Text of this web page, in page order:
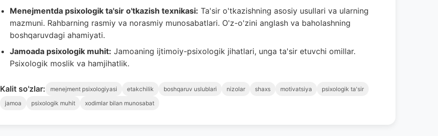
Menejmentda psixologik ta'sir o'tkazish texnikasi: Ta'sir o'tkazishning asosiy usullari va ularning
mazmuni. Rahbarning rasmiy va norasmiy munosabatlari. O'z-o'zini anglash va baholashning
boshqaruvdagi ahamiyati.
Jamoada psixologik muhit: Jamoaning ijtimoiy-psixologik jihatlari, unga ta'sir etuvchi omillar.
Psixologik moslik va hamjihatlik.
Kalit so'zlar: menejment psixologiyasi etakchilik boshqaruv uslublari nizolar shaxs motivatsiya
psixologik ta'sir
jamoa
psixologik muhit xodimlar bilan munosabat